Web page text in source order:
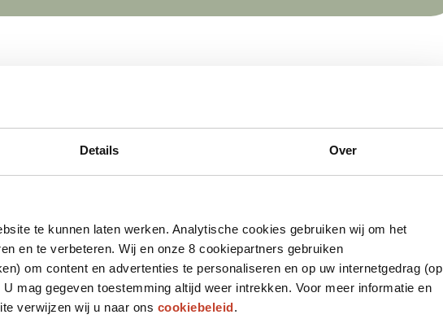
Details Over
te kunnen laten werken. Analytische cookies gebruiken wij om het
en te verbeteren. Wij en onze 8 cookiepartners gebruiken
om content en advertenties te personaliseren en op uw internetgedrag (op
mag gegeven toestemming altijd weer intrekken. Voor meer informatie en
verwijzen wij u naar ons cookiebeleid.